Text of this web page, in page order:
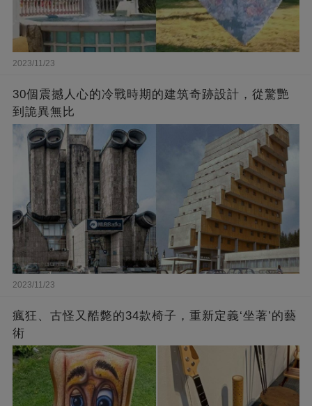
2023/11/23
30個震撼人心的冷戰時期的建筑奇跡設計，從驚艷
到詭異無比
2023/11/23
瘋狂、古怪又酷斃的34款椅子，重新定義‘坐著’的藝
術